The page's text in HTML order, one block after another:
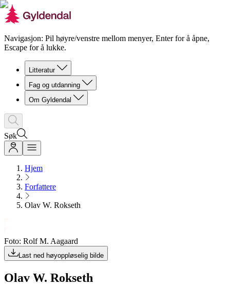
Navigasjon: Pil høyre/venstre mellom menyer, Enter for å åpne,
Escape for å lukke.
Litteratur
Fag og utdanning
Om Gyldendal
Søk
Hjem
Forfattere
Olav W. Rokseth
Foto: Rolf M. Aagaard
Last ned høyoppløselig bilde
Olav W. Rokseth